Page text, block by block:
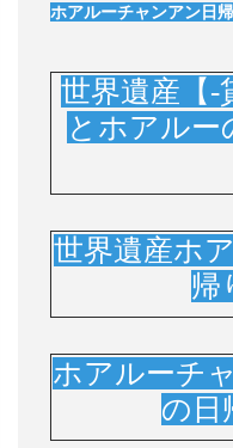
ホアルーチャンアン日
世界遺産【-
とホアルー
世界遺産ホ
帰
ホアルーチ
の日